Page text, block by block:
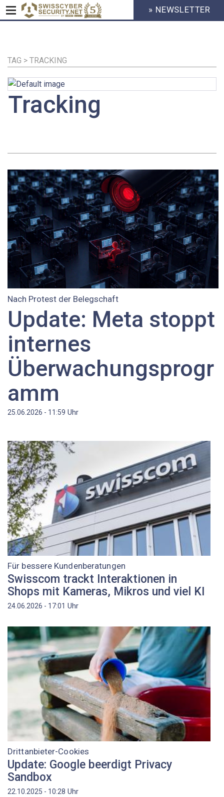
Inhalt
HEADER
MENU
» NEWSLETTER
TAG > TRACKING
Tracking
Nach Protest der Belegschaft
Update: Meta stoppt
internes
Überwachungsprogr
amm
25.06.2026 - 11:59 Uhr
Für bessere Kundenberatungen
Swisscom trackt Interaktionen in
Shops mit Kameras, Mikros und viel KI
24.06.2026 - 17:01 Uhr
Drittanbieter-Cookies
Update: Google beerdigt Privacy
Sandbox
22.10.2025 - 10:28 Uhr